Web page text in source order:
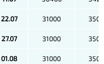
22.07 31000
27.07 31000
01.08 31000